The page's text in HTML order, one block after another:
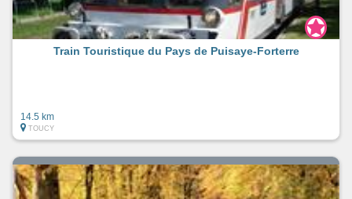
Train Touristique du Pays de Puisaye-Forterre
14.5 km
TOUCY